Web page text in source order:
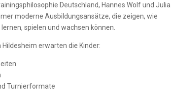
Deutschland, Hannes Wolfund Julia
moderne Ausbildungsansätze, die zeigen, wie
spielen und wachsen können.
Hildesheim erwarten die Kinder:
Turnierformate